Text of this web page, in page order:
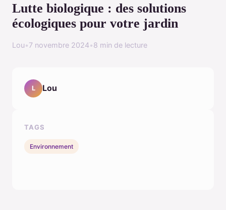
Lutte biologique : des solutions
écologiques pour votre jardin
Lou•7 novembre 2024•8 min de lecture
L Lou
TAGS
Environnement